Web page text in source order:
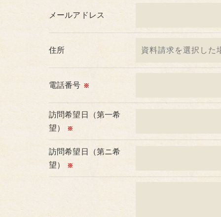
＜個人情報を与えなかった場合に生じる結果
必要な情報を頂けない場合は、それに対応
めご了承ください。
当社では、お客様の個人情報の開示･訂正･
ご本人である事を確認のうえ、対応させて頂
メールアドレス
住所
電話番号 ※
訪問希望日（第一希
望）
※
訪問希望日（第ニ希
望）
※